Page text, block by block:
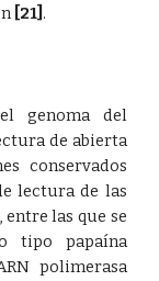
[21] .
genoma del
de abierta
conservados
lectura de las
las que se
tipo papaína
polimerasa